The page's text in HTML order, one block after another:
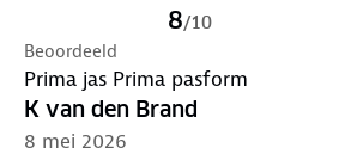
8/10
Beoordeeld
Prima jas Prima pasform
K van den Brand
8 mei 2026